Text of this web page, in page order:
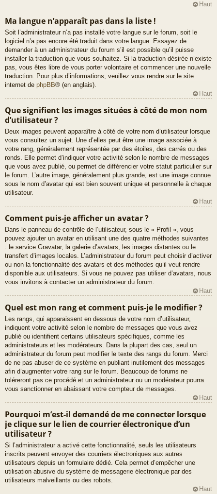
Haut
Ma langue n’apparaît pas dans la liste !
Soit l’administrateur n’a pas installé votre langue sur le forum, soit le
logiciel n’a pas encore été traduit dans votre langue. Essayez de
demander à un administrateur du forum s’il est possible qu’il puisse
installer la traduction que vous souhaitez. Si la traduction désirée n’existe
pas, vous êtes libre de vous porter volontaire et commencer une nouvelle
traduction. Pour plus d’informations, veuillez vous rendre sur le site
internet de phpBB® (en anglais).
Haut
Que signifient les images situées à côté de mon nom
d’utilisateur ?
Deux images peuvent apparaître à côté de votre nom d’utilisateur lorsque
vous consultez un sujet. Une d’elles peut être une image associée à
votre rang, généralement représentée par des étoiles, des carrés ou des
ronds. Elle permet d’indiquer votre activité selon le nombre de messages
que vous avez publié, ou permet de différencier votre statut particulier sur
le forum. L’autre image, généralement plus grande, est une image connue
sous le nom d’avatar qui est bien souvent unique et personnelle à chaque
utilisateur.
Haut
Comment puis-je afficher un avatar ?
Dans le panneau de contrôle de l’utilisateur, sous le « Profil », vous
pouvez ajouter un avatar en utilisant une des quatre méthodes suivantes
: le service Gravatar, la galerie d’avatars, les images distantes ou le
transfert d’images locales. L’administrateur du forum peut choisir d’activer
ou non la fonctionnalité des avatars et des méthodes qu’il veut rendre
disponible aux utilisateurs. Si vous ne pouvez pas utiliser d’avatars, nous
vous invitons à contacter un administrateur du forum.
Haut
Quel est mon rang et comment puis-je le modifier ?
Les rangs, qui apparaissent en dessous de votre nom d’utilisateur,
indiquent votre activité selon le nombre de messages que vous avez
publié ou identifient certains utilisateurs spécifiques, comme les
administrateurs et les modérateurs. Dans la plupart des cas, seul un
administrateur du forum peut modifier le texte des rangs du forum. Merci
de ne pas abuser de ce système en publiant inutilement des messages
afin d’augmenter votre rang sur le forum. Beaucoup de forums ne
toléreront pas ce procédé et un administrateur ou un modérateur pourra
vous sanctionner en abaissant votre compteur de messages.
Haut
Pourquoi m’est-il demandé de me connecter lorsque
je clique sur le lien de courrier électronique d’un
utilisateur ?
Si l’administrateur a activé cette fonctionnalité, seuls les utilisateurs
inscrits peuvent envoyer des courriers électroniques aux autres
utilisateurs depuis un formulaire dédié. Cela permet d’empêcher une
utilisation abusive du système de messagerie électronique par des
utilisateurs malveillants ou des robots.
Haut